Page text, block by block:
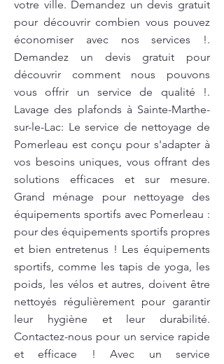
votre ville. Demandez un devis gratuit
pour découvrir combien vous pouvez
économiser avec nos services !.
Demandez un devis gratuit pour
découvrir comment nous pouvons
vous offrir un service de qualité !.
Lavage des plafonds à Sainte-Marthe-
sur-le-Lac: Le service de nettoyage de
Pomerleau est conçu pour s'adapter à
vos besoins uniques, vous offrant des
solutions efficaces et sur mesure.
Grand ménage pour nettoyage des
équipements sportifs avec Pomerleau :
pour des équipements sportifs propres
et bien entretenus ! Les équipements
sportifs, comme les tapis de yoga, les
poids, les vélos et autres, doivent être
nettoyés régulièrement pour garantir
leur hygiène et leur durabilité.
Contactez-nous pour un service rapide
et efficace ! Avec un service